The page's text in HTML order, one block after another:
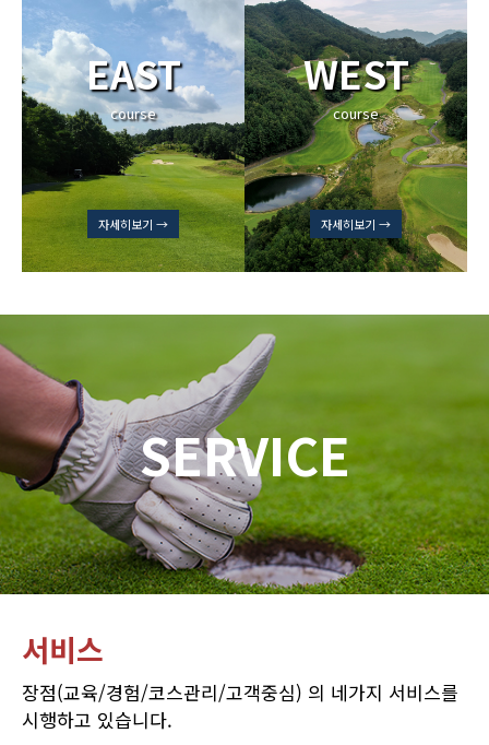
EAST
course
자세히보기 →
WEST
course
자세히보기 →
SERVICE
서비스
장점(교육/경험/코스관리/고객중심) 의 네가지 서비스를
시행하고 있습니다.